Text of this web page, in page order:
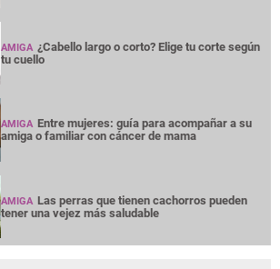
AMIGA ¿Cabello largo o corto? Elige tu corte según
tu cuello
AMIGA Entre mujeres: guía para acompañar a su
amiga o familiar con cáncer de mama
AMIGA Las perras que tienen cachorros pueden
tener una vejez más saludable